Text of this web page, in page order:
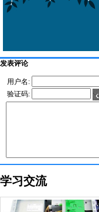
发表评论
用户名:
验证码:
学习交流